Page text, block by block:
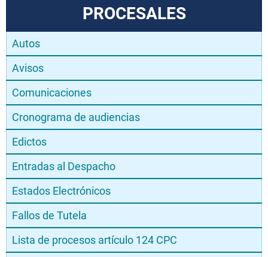
PROCESALES
Autos
Avisos
Comunicaciones
Cronograma de audiencias
Edictos
Entradas al Despacho
Estados Electrónicos
Fallos de Tutela
Lista de procesos artículo 124 CPC